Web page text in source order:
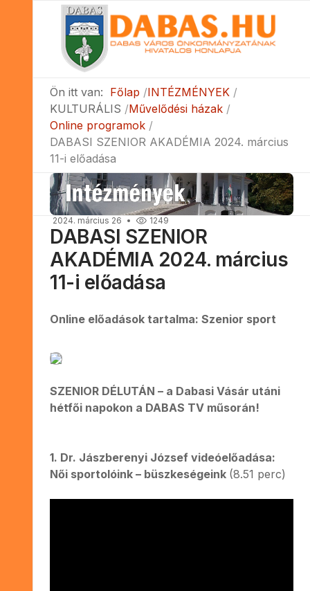
Ön itt van: Főlap
INTÉZMÉNYEK
KULTURÁLIS
Művelődési házak
Online programok
DABASI SZENIOR AKADÉMIA 2024. március
11-i előadása
2024. március 26 1249
DABASI SZENIOR
AKADÉMIA 2024. március
11-i előadása
Online előadások tartalma: Szenior sport
SZENIOR DÉLUTÁN – a Dabasi Vásár utáni
hétfői napokon a DABAS TV műsorán!
1. Dr. Jászberenyi József videóelőadása:
Női sportolóink – büszkeségeink (8.51 perc)